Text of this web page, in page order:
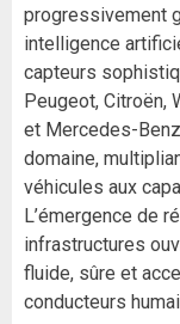
progressivement
intelligence
capteurs
Peugeot, Citroën,
et Mercedes-
domaine,
véhicules aux
L’émergence de
infrastructures
fluide, sûre et
conducteurs